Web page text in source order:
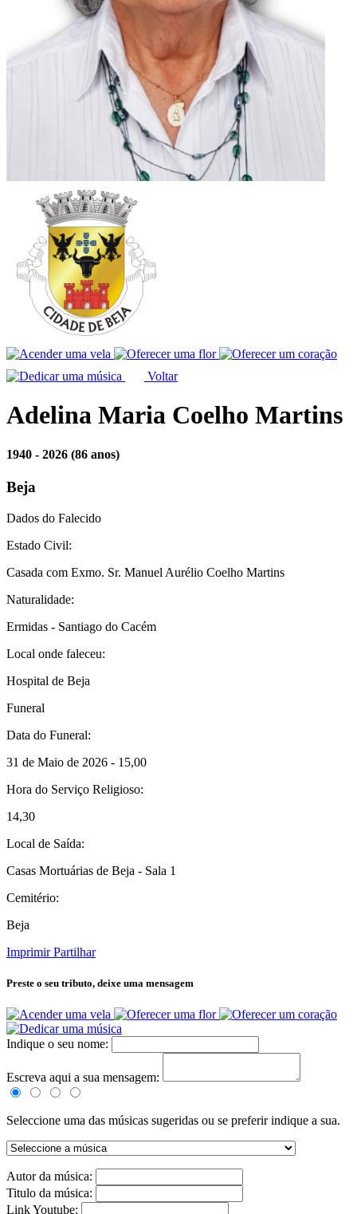
Voltar
Adelina Maria Coelho Martins
1940 - 2026 (86 anos)
Beja
Dados do Falecido
Estado Civil:
Casada com Exmo. Sr. Manuel Aurélio Coelho Martins
Naturalidade:
Ermidas - Santiago do Cacém
Local onde faleceu:
Hospital de Beja
Funeral
Data do Funeral:
31 de Maio de 2026 - 15,00
Hora do Serviço Religioso:
14,30
Local de Saída:
Casas Mortuárias de Beja - Sala 1
Cemitério:
Beja
Imprimir Partilhar
Preste o seu tributo, deixe uma mensagem
Indique o seu nome:
Escreva aqui a sua mensagem:
Seleccione uma das músicas sugeridas ou se preferir indique a sua.
Autor da música:
Titulo da música:
Link Youtube: